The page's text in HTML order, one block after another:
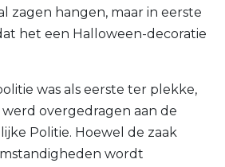
zagen hangen, maar in eerste
het een Halloween-decoratie
was als eerste ter plekke,
overgedragen aan de
Politie. Hoewel de zaak
wordt